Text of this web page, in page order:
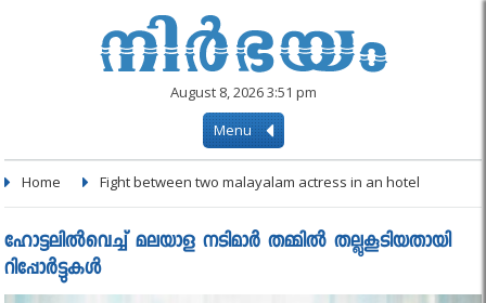
August 8, 2026 3:51 pm
Menu
Home Fight between two malayalam actress in an hotel
ഹോട്ടലില്‍വെച്ച് മലയാള നടിമാര്‍ തമ്മില്‍ തല്ലുകൂടിയതായി
റിപ്പോര്‍ട്ടുകള്‍